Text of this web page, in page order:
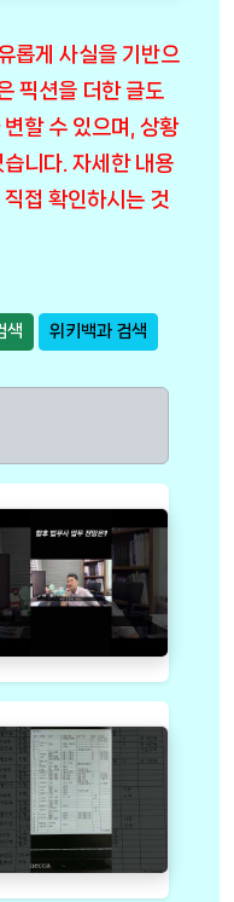
롭게 사실을 기반으
픽션을 더한 글도
할 수 있으며, 상황
니다. 자세한 내용
접 확인하시는 것
색 위키백과 검색